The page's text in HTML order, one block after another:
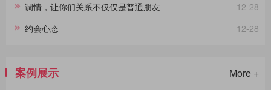
12-28
调情，让你们关系不仅仅是普通朋友
12-28
约会心态
案例展示 More +